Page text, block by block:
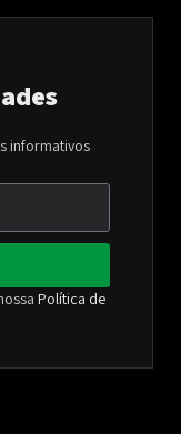
informativos
Política de